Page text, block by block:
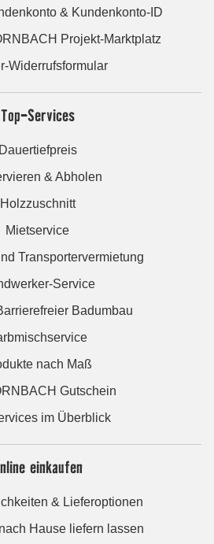
& Kundenkonto-ID
Projekt-Marktplatz
Widerrufsformular
Top-Services
Dauertiefpreis
& Abholen
Holzzuschnitt
Mietservice
Transportervermietung
Service
Badumbau
nach Maß
Gutschein
im Überblick
einkaufen
& Lieferoptionen
Hause liefern lassen